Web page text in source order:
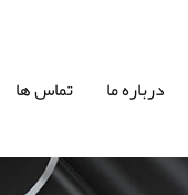
درباره ما تماس ها